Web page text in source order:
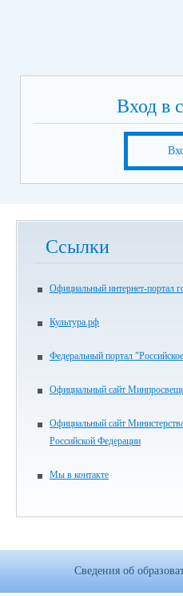
Вход в
Ссылки
Официальный интернет-портал
Культура.рф
Федеральный портал
Официальный сайт
Официальный сайт
Российской Федерации
Мы в контакте
Сведения об